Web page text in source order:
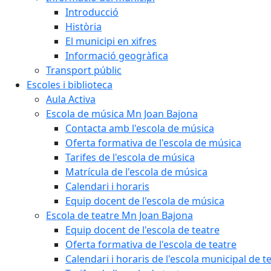
Introducció
Història
El municipi en xifres
Informació geogràfica
Transport públic
Escoles i biblioteca
Aula Activa
Escola de música Mn Joan Bajona
Contacta amb l'escola de música
Oferta formativa de l'escola de música
Tarifes de l'escola de música
Matrícula de l'escola de música
Calendari i horaris
Equip docent de l'escola de música
Escola de teatre Mn Joan Bajona
Equip docent de l'escola de teatre
Oferta formativa de l'escola de teatre
Calendari i horaris de l'escola municipal de